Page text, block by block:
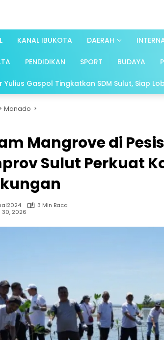
KANAL IBUKOTA DAERAH
PENDIDIKAN SPORT BUDAYA
Yulius Gaspol Tingkatkan SDM Sulut, Siap
Manado
Mangrove di
Sulut Perkuat
3 Min Baca
30, 2026